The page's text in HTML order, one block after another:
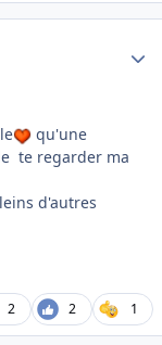
qu'une
te regarder ma
d'autres
2 2 1